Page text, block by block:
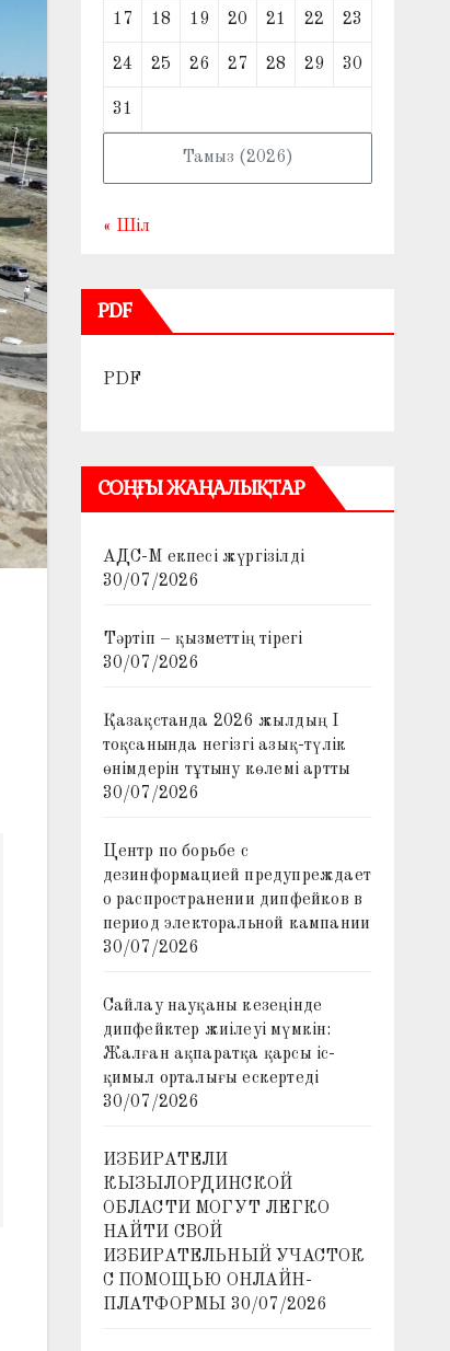
Тамыз (2026)
17 18 19 20 21 22 23
24 25 26 27 28 29 30
31
« Шіл
PDF
PDF
СОҢҒЫ ЖАҢАЛЫҚТАР
АДС-М екпесі жүргізілді
30/07/2026
Тәртіп – қызметтің тірегі
30/07/2026
Қазақстанда 2026 жылдың I
тоқсанында негізгі азық-түлік
өнімдерін тұтыну көлемі артты
30/07/2026
Центр по борьбе с
дезинформацией предупреждает
о распространении дипфейков в
период электоральной кампании
30/07/2026
Сайлау науқаны кезеңінде
дипфейктер жиілеуі мүмкін:
Жалған ақпаратқа қарсы іс-
қимыл орталығы ескертеді
30/07/2026
ИЗБИРАТЕЛИ
КЫЗЫЛОРДИНСКОЙ
ОБЛАСТИ МОГУТ ЛЕГКО
НАЙТИ СВОЙ
ИЗБИРАТЕЛЬНЫЙ УЧАСТОК
С ПОМОЩЬЮ ОНЛАЙН-
ПЛАТФОРМЫ 30/07/2026